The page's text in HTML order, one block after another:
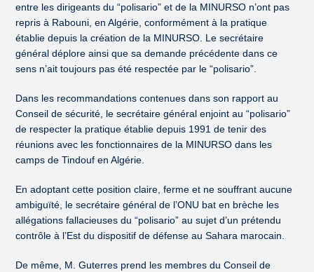
entre les dirigeants du “polisario” et de la MINURSO n’ont pas
repris à Rabouni, en Algérie, conformément à la pratique
établie depuis la création de la MINURSO. Le secrétaire
général déplore ainsi que sa demande précédente dans ce
sens n’ait toujours pas été respectée par le “polisario”.
Dans les recommandations contenues dans son rapport au
Conseil de sécurité, le secrétaire général enjoint au “polisario”
de respecter la pratique établie depuis 1991 de tenir des
réunions avec les fonctionnaires de la MINURSO dans les
camps de Tindouf en Algérie.
En adoptant cette position claire, ferme et ne souffrant aucune
ambiguïté, le secrétaire général de l’ONU bat en brèche les
allégations fallacieuses du “polisario” au sujet d’un prétendu
contrôle à l’Est du dispositif de défense au Sahara marocain.
De même, M. Guterres prend les membres du Conseil de